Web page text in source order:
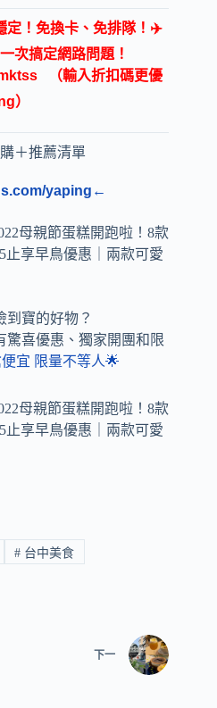
定！免換卡、免排隊！✈️
次搞定網路問題！
（輸入折扣碼更優
）
＋推薦清單
yaping←
到寶的好物？
驚喜優惠、獨家開團和限
宜 限量不等人🌟
# 台中美食
下一